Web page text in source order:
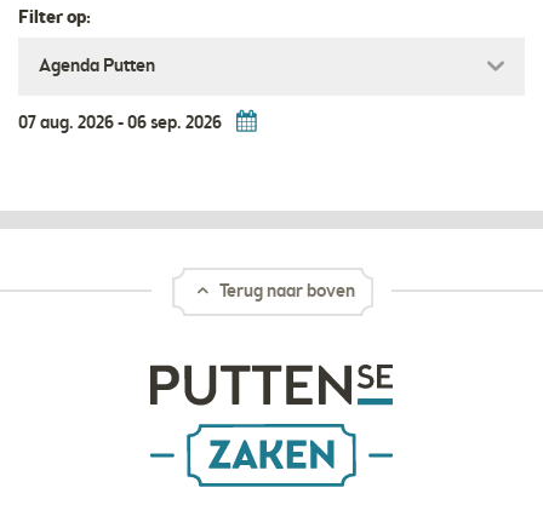
Filter op:
07 aug. 2026-06 sep. 2026
Terug naar boven